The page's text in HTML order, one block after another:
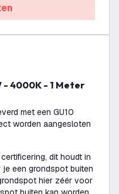
- 4000K - 1 Meter
met een GU10
worden aangesloten
dit houdt in
je een grondspot buiten
hier zéér voor